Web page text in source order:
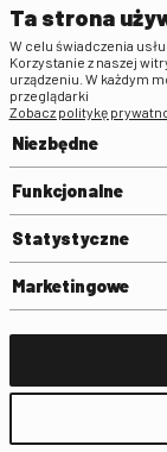
Zamówienia publiczne
Praca w FINA
Regulaminy
Klauzula informacyjna RODO
Regulamin użytkowania
Standardy ochrony
Regulamin kina Iluzjon
Ta strona
W celu świadczenia
Korzystanie z naszej
urządzeniu. W każdym
przeglądarki
Zobacz politykę
Niezbędne
Funkcjonalne
Statystyczne
Marketingowe